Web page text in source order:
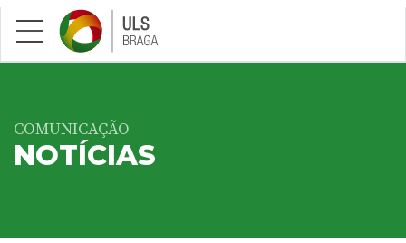
Saltar para conteúdo principal
COMUNICAÇÃO
NOTÍCIAS